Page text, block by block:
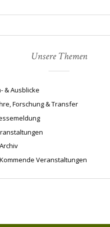
Unsere Themen
& Ausblicke
Forschung & Transfer
Archiv
Kommende Veranstaltungen